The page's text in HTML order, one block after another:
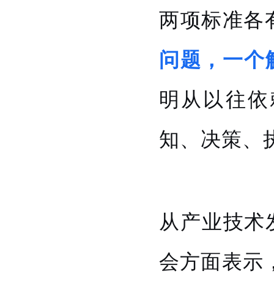
两项标准
问题，一个
明从以往
知、决策、
从产业技术
会方面表示